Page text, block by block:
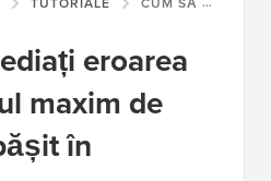
eroarea
maxim de
în